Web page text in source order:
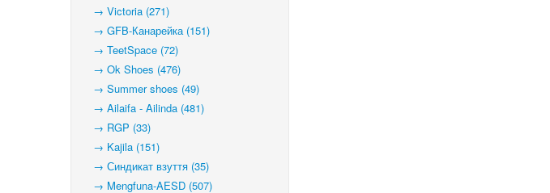
→ Victoria (271)
→ GFB-Канарейка (151)
→ TeetSpace (72)
→ Ok Shoes (476)
→ Summer shoes (49)
→ Ailaifa - Ailinda (481)
→ RGP (33)
→ Kajila (151)
→ Синдикат взуття (35)
→ Mengfuna-AESD (507)